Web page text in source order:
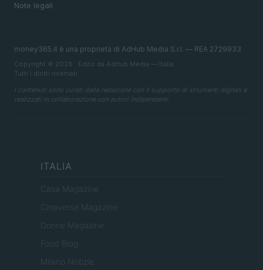
Note legali
money365.it è una proprietà di AdHub Media S.r.l. — REA 2729933
Copyright © 2026 · Edito da AdHub Media — Italia
Tutti i diritti riservati
I contenuti sono curati dalla redazione con il supporto di strumenti digitali e
realizzati in collaborazione con autori indipendenti.
ITALIA
Casa Magazine
Cineverse Magazine
Donne Magazine
Food Blog
Milano Notizie